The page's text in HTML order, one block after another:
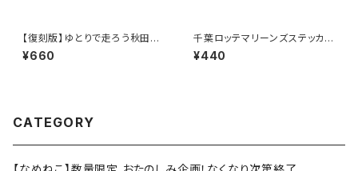
【復刻版】ゆとりで走ろう秋田県
（緑）：ステッカー（大）
¥660
千葉ロッテマリーンズステッカー
16
¥440
CATEGORY